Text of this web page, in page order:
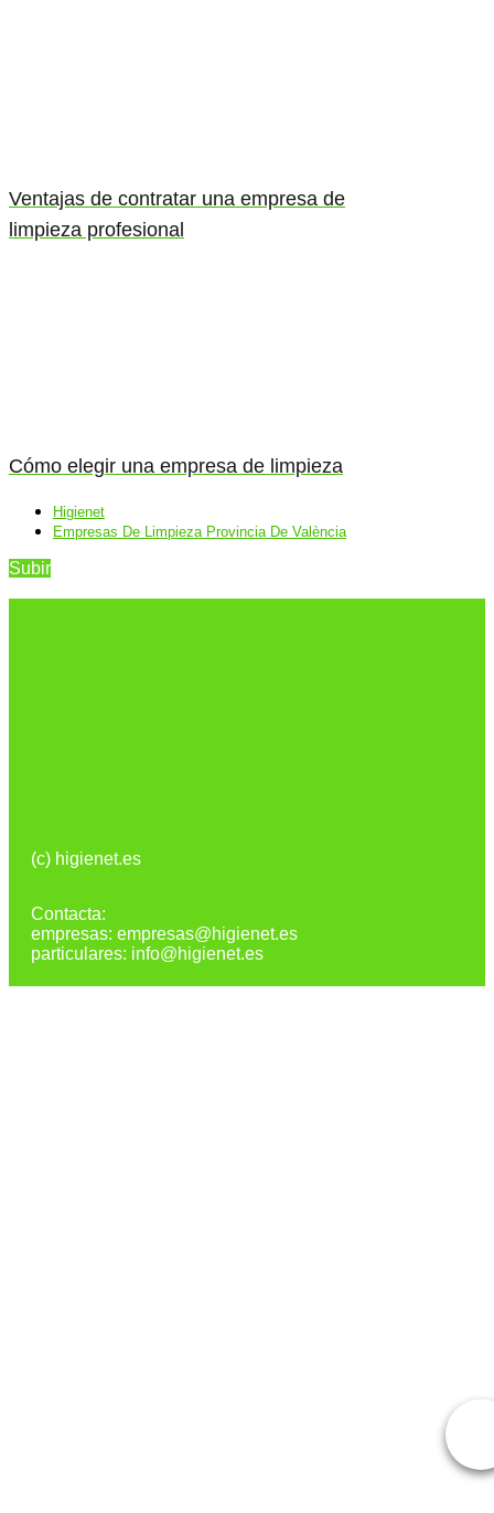
Ventajas de contratar una empresa de
limpieza profesional
Cómo elegir una empresa de limpieza
Higienet
Empresas De Limpieza Provincia De València
Subir
(c) higienet.es
Contacta:
empresas: empresas@higienet.es
particulares: info@higienet.es